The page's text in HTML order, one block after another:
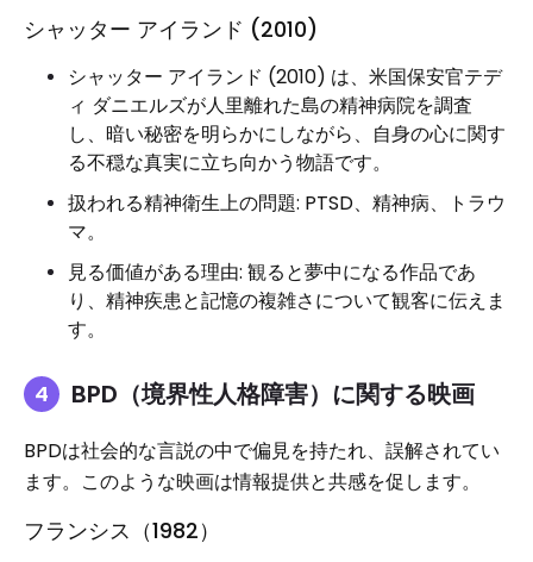
シャッター アイランド (2010)
シャッター アイランド (2010) は、米国保安官テデ
ィ ダニエルズが人里離れた島の精神病院を調査
し、暗い秘密を明らかにしながら、自身の心に関す
る不穏な真実に立ち向かう物語です。
扱われる精神衛生上の問題: PTSD、精神病、トラウ
マ。
見る価値がある理由: 観ると夢中になる作品であ
り、精神疾患と記憶の複雑さについて観客に伝えま
す。
BPD（境界性人格障害）に関する映画
BPDは社会的な言説の中で偏見を持たれ、誤解されてい
ます。このような映画は情報提供と共感を促します。
フランシス（1982）